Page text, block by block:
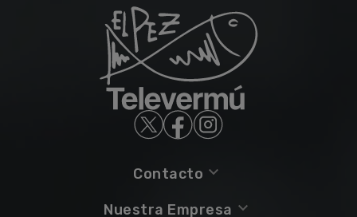
Contacto keyboard_arrow_down
Nuestra Empresa keyboard_arrow_down